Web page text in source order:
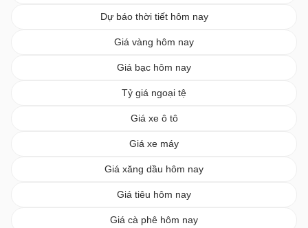
Dự báo thời tiết hôm nay
Giá vàng hôm nay
Giá bạc hôm nay
Tỷ giá ngoại tệ
Giá xe ô tô
Giá xe máy
Giá xăng dầu hôm nay
Giá tiêu hôm nay
Giá cà phê hôm nay